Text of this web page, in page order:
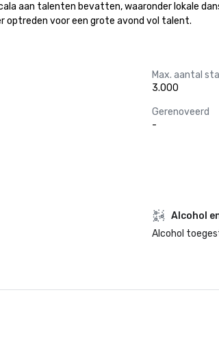
aan talenten bevatten, waaronder lokale
optreden voor een grote avond vol talent.
Max. aantal
3.000
Gerenoveerd
-
Alcohol
Alcohol